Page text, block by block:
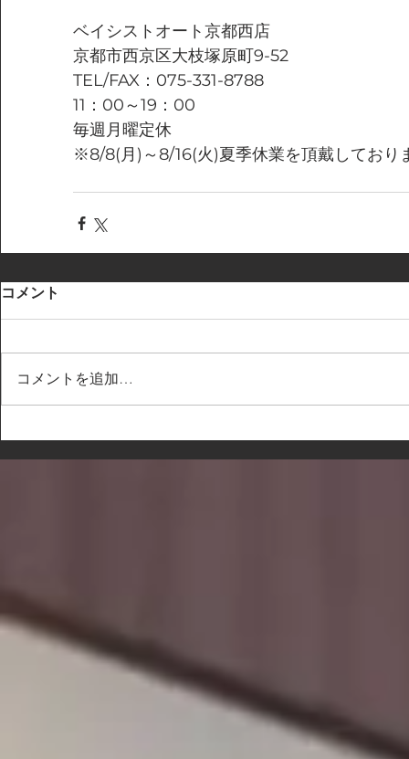
ベイシストオート京都西店
京都市西京区大枝塚原町9-52
TEL/FAX：075-331-8788
11：00～19：00
毎週月曜定休
※8/8(月)～8/16(火)夏季休業を頂戴しており
コメント
コメントを追加…